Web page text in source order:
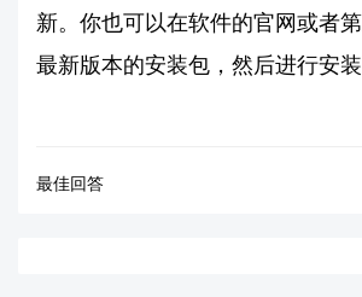
新。你也可以在软件的官网或者
最新版本的安装包，然后进行安装
最佳回答